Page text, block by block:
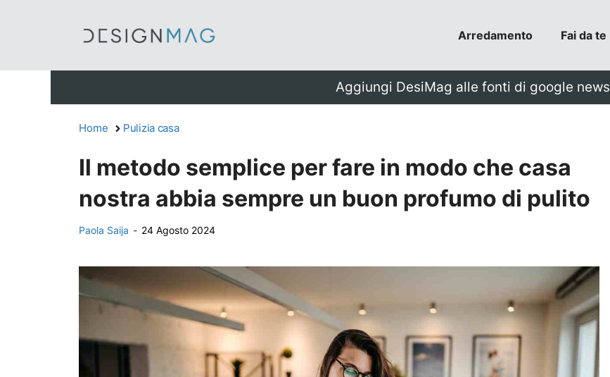
Arredamento Fai da te
Aggiungi DesiMag alle fonti di google news
Home Pulizia casa
Il metodo semplice per fare in modo che casa
nostra abbia sempre un buon profumo di pulito
Paola Saija - 24 Agosto 2024